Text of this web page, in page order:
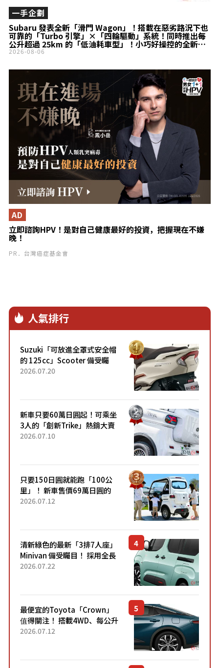
Subaru 發表全新「滑門 Wagon」！搭載在惡劣路況下也
可靠的「Turbo 引擎」×「四輪驅動」系統！同時推出每
公升超過 25km 的「低油耗車型」！小巧好操控的全新
Stella 登場！
一手企劃
2026-08-06
立即諮詢HPV！是對自己健康最好的投資，把握現在不嫌
晚！
AD
PR．台灣癌症基金會
人氣排行
Suzuki「可放進全罩式安全帽
的 125cc」Scooter 備受矚
目！採用全新流線設計與各項
2026.07.20
新車只要60萬日圓起！可乘坐
3人的「創新Trike」熱銷大賣
成為人氣車款！「養車成本真
2026.07.10
只要150日圓就能跑「100公
里」！ 新車售價69萬日圓的
「3人座」Trike大受歡迎！ 順
2026.07.12
清新綠色的最新「3排7人座」
Minivan 備受矚目！ 採用全長
4.7公尺剛剛好的車身尺寸與
2026.07.22
最便宜的Toyota「Crown」
值得關注！ 搭載4WD、每公升
22.4公里低油耗表現超亮眼！
2026.07.12